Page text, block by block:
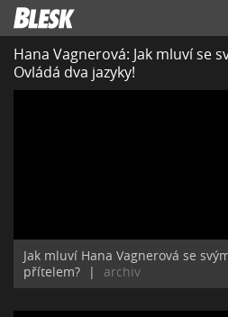
Hana Vagnerová: Jak mluví se
Ovládá dva jazyky!
Jak mluví Hana Vagnerová se
přítelem?
| archiv